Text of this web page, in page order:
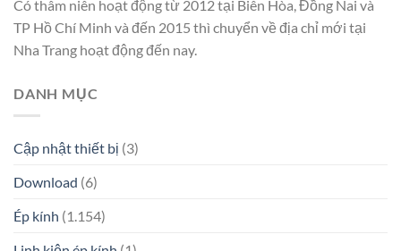
Có thâm niên hoạt động từ 2012 tại Biên Hòa, Đồng Nai và
TP Hồ Chí Minh và đến 2015 thì chuyển về địa chỉ mới tại
Nha Trang hoạt động đến nay.
DANH MỤC
Cập nhật thiết bị (3)
Download (6)
Ép kính (1.154)